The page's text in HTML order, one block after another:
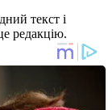
текст і
редакцію.